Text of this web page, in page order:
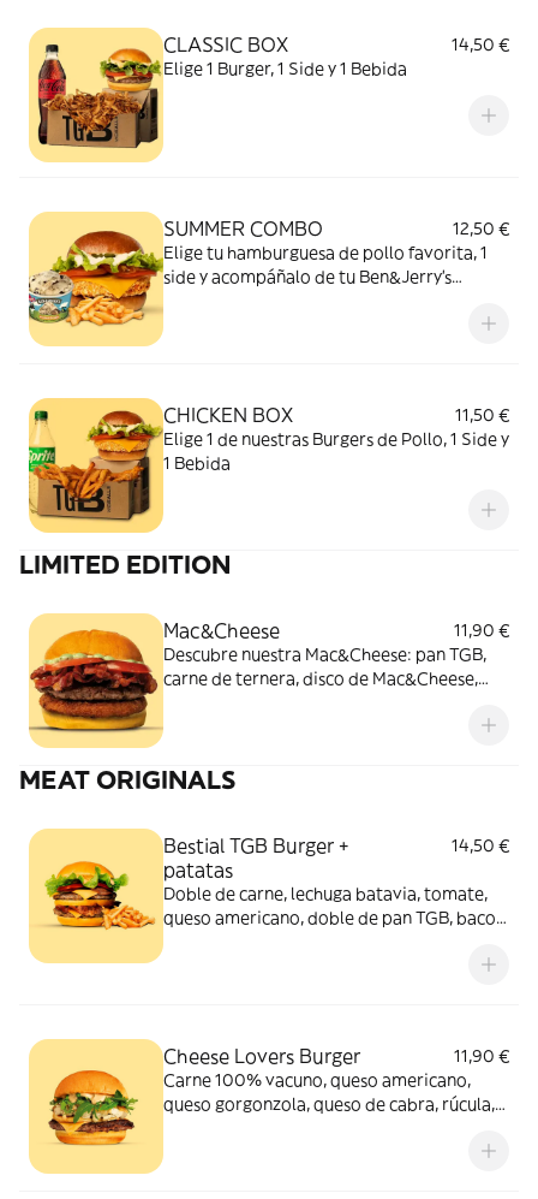
CLASSIC BOX
14,50 €
Elige 1 Burger, 1 Side y 1 Bebida
SUMMER COMBO
12,50 €
Elige tu hamburguesa de pollo favorita, 1
side y acompáñalo de tu Ben&Jerry’s
CHICKEN BOX
11,50 €
Elige 1 de nuestras Burgers de Pollo, 1 Side y
1 Bebida
LIMITED EDITION
Mac&Cheese
11,90 €
Descubre nuestra Mac&Cheese: pan TGB,
carne de ternera, disco de Mac&Cheese,
MEAT ORIGINALS
Bestial TGB Burger +
patatas
14,50 €
Doble de carne, lechuga batavia, tomate,
queso americano, doble de pan TGB, bacon
Cheese Lovers Burger
11,90 €
Carne 100% vacuno, queso americano,
queso gorgonzola, queso de cabra, rúcula,